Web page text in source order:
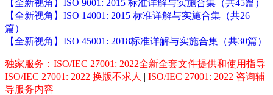
【全新视角】ISO 9001: 2015 标准详解与实施合集（共45篇）
【全新视角】ISO 14001: 2015 标准详解与实施合集（共26
篇）
【全新视角】ISO 45001: 2018标准详解与实施合集（共30篇）
独家服务：ISO/IEC 27001: 2022全新全套文件提供和使用指导
ISO/IEC 27001: 2022 换版不求人 | ISO/IEC 27001: 2022 咨询辅
导服务内容